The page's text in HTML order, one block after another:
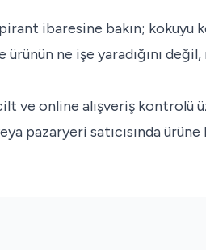
ibaresine bakın; kokuyu
ne işe yaradığını değil,
ve online alışveriş kontrolü
pazaryeri satıcısında